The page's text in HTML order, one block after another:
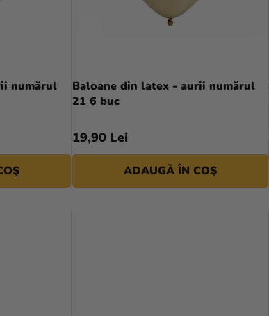
numărul
Baloane din latex - aurii numărul
21 6 buc
19,90 Lei
ADAUGĂ ÎN COŞ